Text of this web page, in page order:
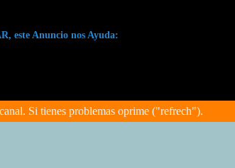
este Anuncio nos Ayuda:
Si tienes problemas oprime ("refrech").